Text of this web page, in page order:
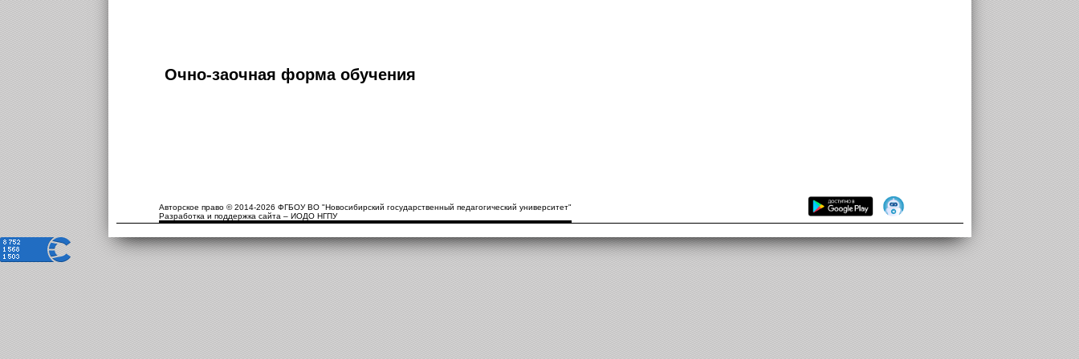
Очно-заочная форма обучения
Авторское право © 2014-2026 ФГБОУ ВО "Новосибирский государственный педагогический университет"
Разработка и поддержка сайта – ИОДО НГПУ